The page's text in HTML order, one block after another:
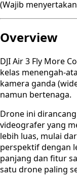
(Wajib
Overview
DJI Air 3 Fly More
kelas menengah-
kamera ganda
namun bertenaga.
Drone ini
videografer yang
lebih luas, mulai
perspektif dengan
panjang dan fitur
satu drone paling